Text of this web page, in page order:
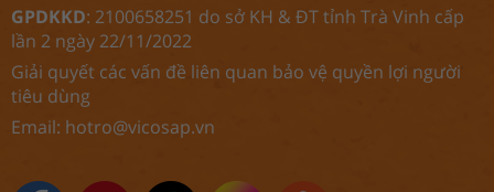
GPDKKD: 2100658251 do sở KH & ĐT tỉnh Trà Vinh cấp
lần 2 ngày 22/11/2022
Giải quyết các vấn đề liên quan bảo vệ quyền lợi người
tiêu dùng
Email: hotro@vicosap.vn